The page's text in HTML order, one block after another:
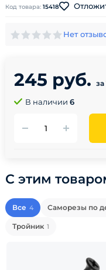
Код товара: 15418
Нет
245 руб. за
В наличии 6
С этим
Все 4 Саморезы по
Тройник 1